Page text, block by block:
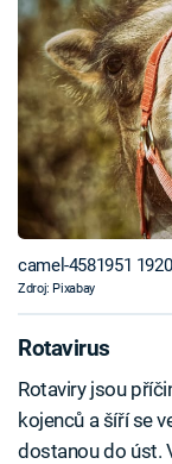
camel-4581951 1920
Zdroj: Pixabay
Rotavirus
Rotaviry jsou
kojenců a šíří se
dostanou do úst.